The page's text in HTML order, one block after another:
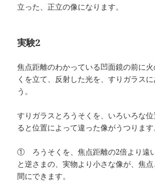
立った、正立の像になります。
実験2
焦点距離のわかっている凹面鏡の前に
くを立て、反射した光を、すりガラス
う。
すりガラスとろうそくを、いろいろな
ると位置によって違った像がうつります
① ろうそくを、焦点距離の2倍より遠
と逆さまの、実物より小さな像が、焦
間にできます。